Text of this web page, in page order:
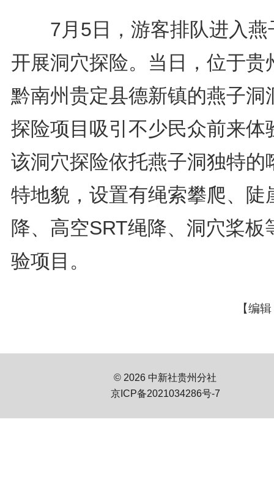
7月5日，游客排队进入燕
开展洞穴探险。当日，位于贵
黔南州贵定县德新镇的燕子洞
探险项目吸引不少民众前来体
该洞穴探险依托燕子洞独特的
特地貌，设置有绳索攀爬、陡
降、高空SRT绳降、洞穴桨板
验项目。
【编
© 2026 中新社贵州分社
京ICP备2021034286号-7